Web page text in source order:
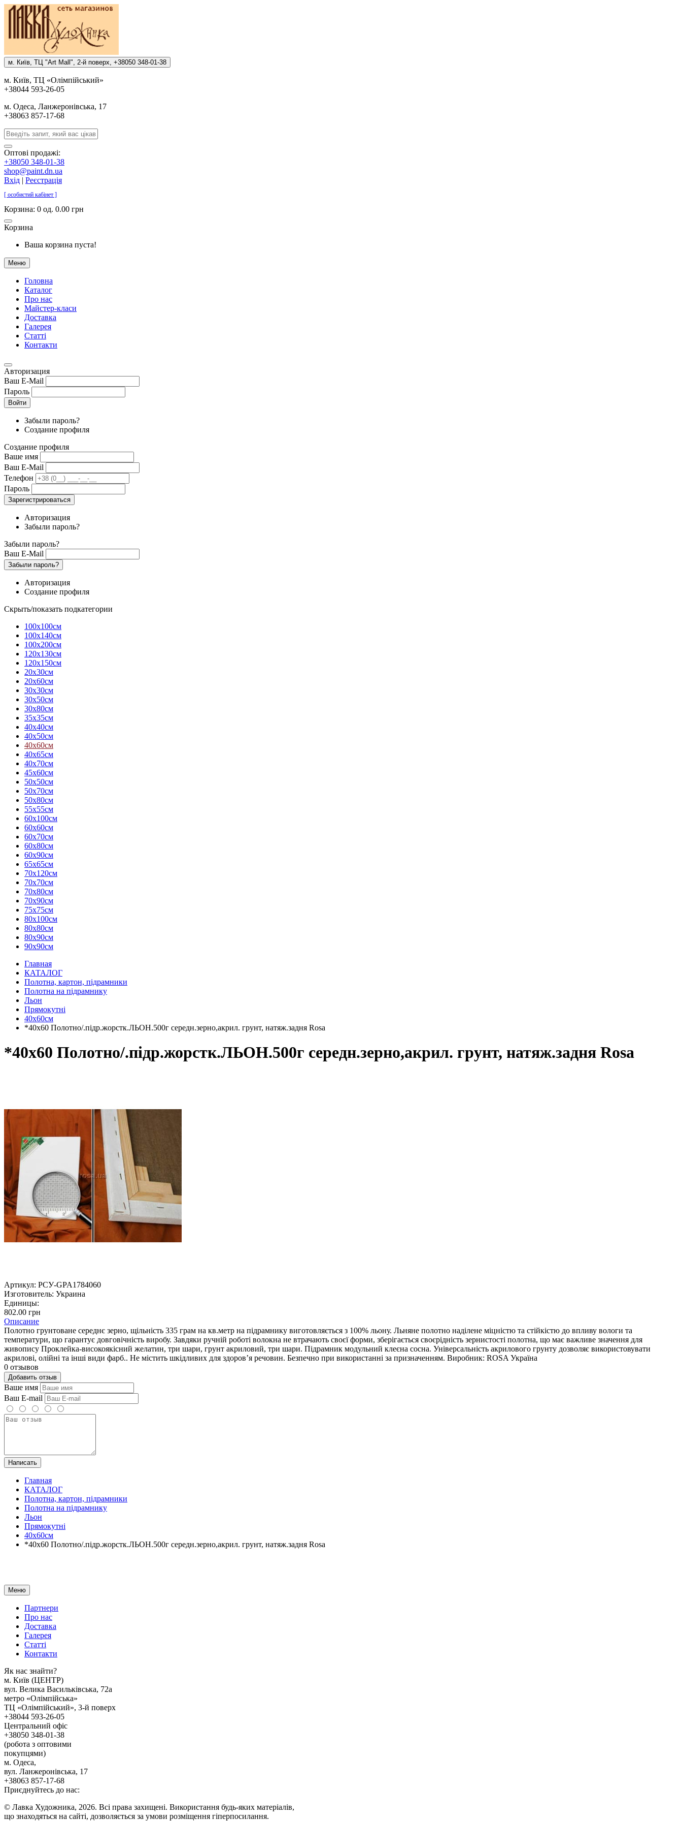
м. Киïв, ТЦ "Art Mall", 2-й поверх, +38050 348-01-38
м. Киïв, ТЦ «Олiмпiйський»
+38044 593-26-05
м. Одеса, Ланжеронiвська, 17
+38063 857-17-68
Оптові продажі:
+38050 348-01-38
shop@paint.dn.ua
Вхід | Реєстрація
[ особистий кабінет ]
Корзина: 0 од. 0.00 грн
Корзина
Ваша корзина пуста!
Меню
Головна
Каталог
Про нас
Майстер-класи
Доставка
Галерея
Статтi
Контакти
Авторизация
Ваш E-Mail
Пароль
Войти
Забыли пароль?
Создание профиля
Создание профиля
Ваше имя
Ваш E-Mail
Телефон
Пароль
Зарегистрироваться
Авторизация
Забыли пароль?
Забыли пароль?
Ваш E-Mail
Забыли пароль?
Авторизация
Создание профиля
Скрыть/показать подкатегории
100х100см
100х140см
100х200см
120х130см
120х150см
20х30см
20х60см
30х30см
30х50см
30х80см
35х35см
40х40см
40х50см
40х60см
40х65см
40х70см
45х60см
50х50см
50х70см
50х80см
55х55см
60х100см
60х60см
60х70см
60х80см
60х90см
65х65см
70х120см
70х70см
70х80см
70х90см
75х75см
80х100см
80х80см
80х90см
90х90см
Главная
КАТАЛОГ
Полотна, картон, підрамники
Полотна на підрамнику
Льон
Прямокутні
40х60см
*40х60 Полотно/.підр.жорстк.ЛЬОН.500г середн.зерно,акрил. грунт, натяж.задня Rosa
*40х60 Полотно/.підр.жорстк.ЛЬОН.500г середн.зерно,акрил. грунт, натяж.задня Rosa
Артикул: РСУ-GPA1784060
Изготовитель: Украина
Единицы:
802.00 грн
Описание
Полотно грунтоване середнє зерно, щільність 335 грам на кв.метр на підрамнику виготовляється з 100% льону. Льняне полотно наділене міцністю та стійкістю до впливу вологи та
температури, що гарантує довговічність виробу. Завдяки ручній роботі волокна не втрачають своєї форми, зберігається своєрідність зернистості полотна, що має важливе значення для
живопису Проклейка-високоякісний желатин, три шари, грунт акриловий, три шари. Підрамник модульний клеєна сосна. Універсальність акрилового грунту дозволяє використовувати
акрилові, олійні та інші види фарб.. Не містить шкідливих для здоров’я речовин. Безпечно при використанні за призначенням. Виробник: ROSA Україна
0 отзывов
Добавить отзыв
Ваше имя
Ваш E-mail
Написать
Главная
КАТАЛОГ
Полотна, картон, підрамники
Полотна на підрамнику
Льон
Прямокутні
40х60см
*40х60 Полотно/.підр.жорстк.ЛЬОН.500г середн.зерно,акрил. грунт, натяж.задня Rosa
Меню
Партнери
Про нас
Доставка
Галерея
Статтi
Контакти
Як наc знайти?
м. Киïв (ЦЕНТР)
вул. Велика Васильківська, 72а
метро «Олімпійська»
ТЦ «Олімпійський», 3-й поверх
+38044 593-26-05
Центральний офіс
+38050 348-01-38
(робота з оптовими
покупцями)
м. Одеса,
вул. Ланжеронівська, 17
+38063 857-17-68
Приєднуйтесь до нас:
© Лавка Художника, 2026. Всі права захищені. Використання будь-яких матеріалів,
що знаходяться на сайті, дозволяється за умови розміщення гіперпосилання.